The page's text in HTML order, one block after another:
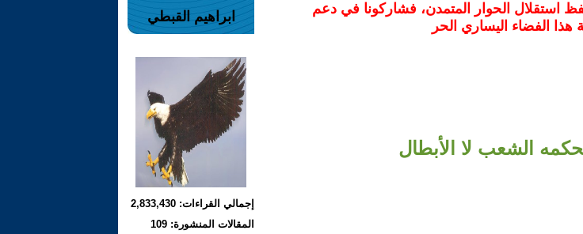
استقلال الحوار المتمدن، فشاركونا في دعم
هذا الفضاء اليساري الحر
الشعب لا الأبطال
ابراهيم القبطي
إجمالي القراءات: 2,833,430
المقالات المنشورة: 109